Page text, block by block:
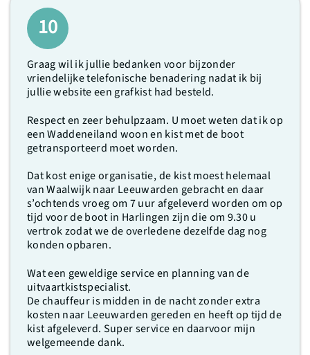
10
Graag wil ik jullie bedanken voor bijzonder
vriendelijke telefonische benadering nadat ik bij
jullie website een grafkist had besteld.
Respect en zeer behulpzaam. U moet weten dat ik op
een Waddeneiland woon en kist met de boot
getransporteerd moet worden.
Dat kost enige organisatie, de kist moest helemaal
van Waalwijk naar Leeuwarden gebracht en daar
s’ochtends vroeg om 7 uur afgeleverd worden om op
tijd voor de boot in Harlingen zijn die om 9.30 u
vertrok zodat we de overledene dezelfde dag nog
konden opbaren.
Wat een geweldige service en planning van de
uitvaartkistspecialist.
De chauffeur is midden in de nacht zonder extra
kosten naar Leeuwarden gereden en heeft op tijd de
kist afgeleverd. Super service en daarvoor mijn
welgemeende dank.